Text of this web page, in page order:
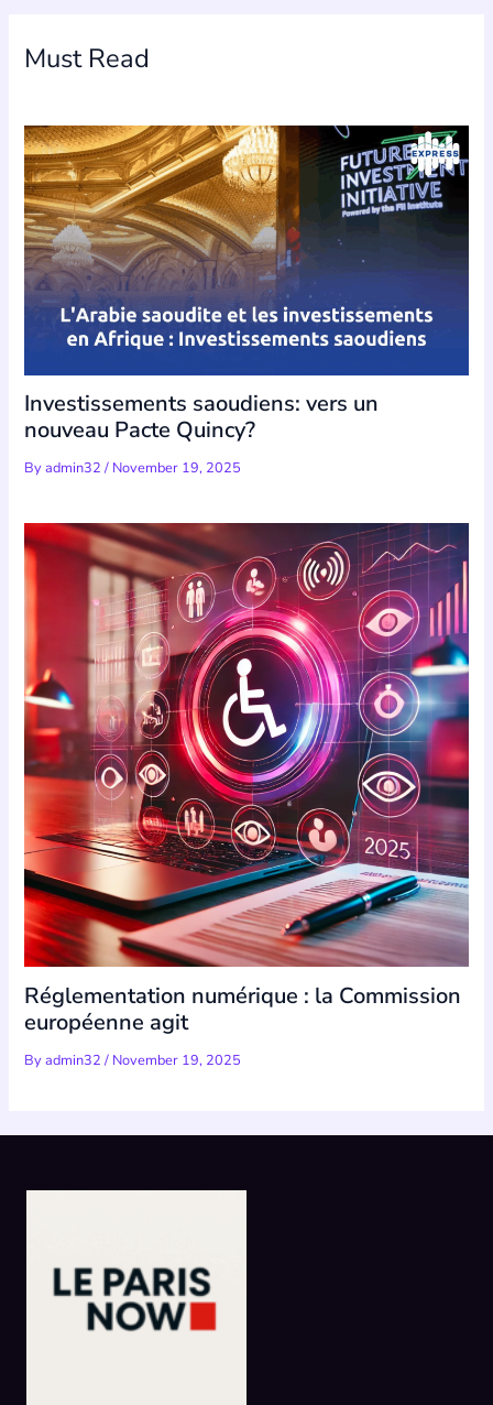
Must Read
Investissements saoudiens: vers un
nouveau Pacte Quincy?
Byadmin32/ November 19, 2025
Réglementation numérique : la Commission
européenne agit
Byadmin32/ November 19, 2025